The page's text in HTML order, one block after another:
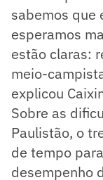
sabemos que
esperamos
estão claras:
meio-
explicou
Sobre as
Paulistão, o
de tempo
desempenho